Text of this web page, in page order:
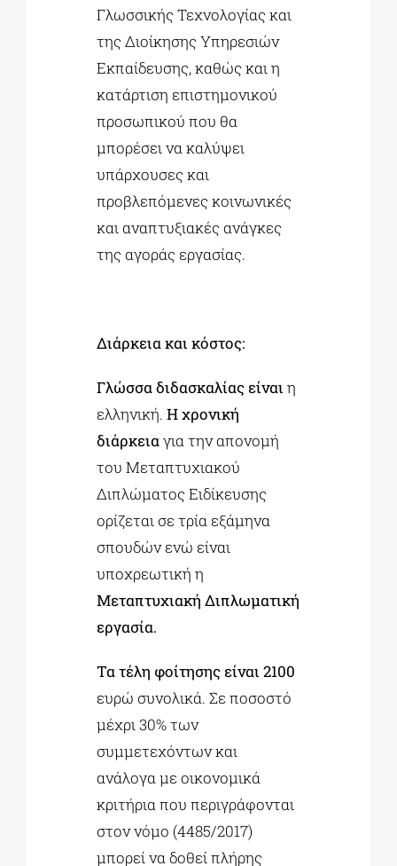
Γλωσσικής Τεχνολογίας και
της Διοίκησης Υπηρεσιών
Εκπαίδευσης, καθώς και η
κατάρτιση επιστημονικού
προσωπικού που θα
μπορέσει να καλύψει
υπάρχουσες και
προβλεπόμενες κοινωνικές
και αναπτυξιακές ανάγκες
της αγοράς εργασίας.
Διάρκεια και κόστος:
Γλώσσα διδασκαλίας είναιη
ελληνική.Η χρονική
διάρκειαγια την απονομή
του Μεταπτυχιακού
Διπλώματος Ειδίκευσης
ορίζεται σε τρία εξάμηνα
σπουδών ενώ είναι
υποχρεωτική η
Μεταπτυχιακή Διπλωματική
εργασία.
Τα τέλη φοίτησης είναι 2100
ευρώ συνολικά. Σε ποσοστό
μέχρι 30% των
συμμετεχόντων και
ανάλογα με οικονομικά
κριτήρια που περιγράφονται
στον νόμο (4485/2017)
μπορεί να δοθεί πλήρης